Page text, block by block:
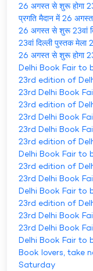
26 अगस्त से शुरू होगा
प्रगति मैदान में 26
26 अगस्त से शुरू 23वां
23वां दिल्ली पुस्तक
26 अगस्त से शुरू होगा
Delhi Book Fair to
23rd edition of
23rd Delhi Book
23rd edition of
23rd Delhi Book
23rd Delhi Book
23rd edition of
Delhi Book Fair to
23rd edition of
23rd Delhi Book
Delhi Book Fair to
23rd edition of
23rd Delhi Book
23rd Delhi Book
Delhi Book Fair to
Book lovers, take
Saturday